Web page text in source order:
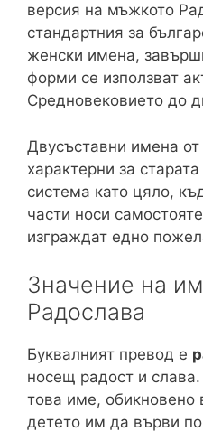
версия на мъжкото
стандартния за
женски имена,
форми се използват
Средновековието до
Двусъставни имена от
характерни за
система като цяло,
части носи
изграждат едно
Значение на
Радослава
Буквалният превод е
носещ радост и
това име, обикновено
детето им да върви